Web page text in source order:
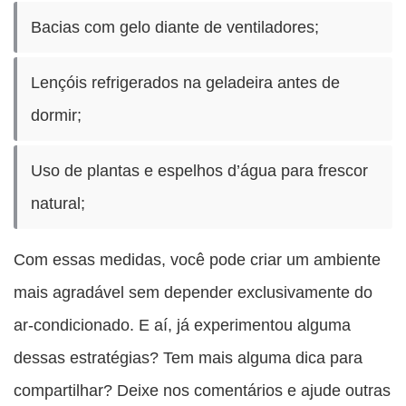
Bacias com gelo diante de ventiladores;
Lençóis refrigerados na geladeira antes de
dormir;
Uso de plantas e espelhos d’água para frescor
natural;
Com essas medidas, você pode criar um ambiente
mais agradável sem depender exclusivamente do
ar-condicionado. E aí, já experimentou alguma
dessas estratégias? Tem mais alguma dica para
compartilhar? Deixe nos comentários e ajude outras